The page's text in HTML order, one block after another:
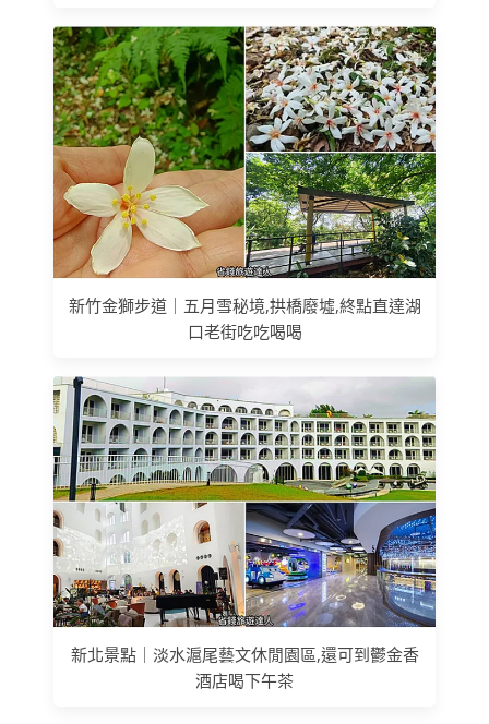
新竹金獅步道｜五月雪秘境,拱橋廢墟,終點直達湖
口老街吃吃喝喝
新北景點｜淡水滬尾藝文休閒園區,還可到鬱金香
酒店喝下午茶